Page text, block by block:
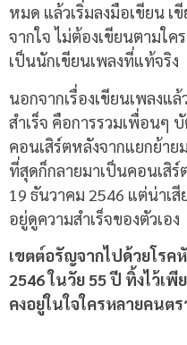
หมด แล้วเริ่มลงมือเขียน เ
จากใจ ไม่ต้องเขียนตามใค
เป็นนักเขียนเพลงที่แท้จริง
นอกจากเรื่องเขียนเพลงแ
สำเร็จ คือการรวมเพื่อนๆ
คอนเสิร์ตหลังจากแยกย้า
ที่สุดก็กลายมาเป็นคอนเสิร์
19 ธันวาคม 2546 แต่น่าเ
อยู่ดูความสำเร็จของตัวเอง
เขตต์อรัญจากไปด้วยโรค
2546 ในวัย 55 ปี ทิ้งไว้เ
คงอยู่ในใจใครหลายคนต